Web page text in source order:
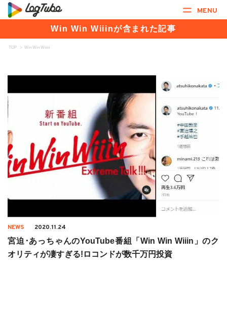
MENU
Win Win Wiiinが含まれた記事
TOP > Win Win Wiiin
NEWS 2020.11.24
宮迫･あっちゃんのYouTube番組「Win Win Wiiin」のク
オリティが凄すぎる!ロコンドが数千万円投資